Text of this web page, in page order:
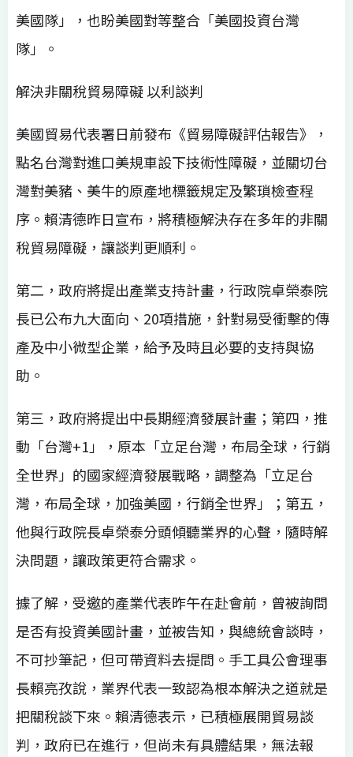
美國隊」，也盼美國對等整合「美國投資台灣
隊」。
解決非關稅貿易障礙 以利談判
美國貿易代表署日前發布《貿易障礙評估報告》，
點名台灣對進口美規車設下技術性障礙，並關切台
灣對美豬、美牛的原產地標籤規定及繁瑣檢查程
序。賴清德昨日宣布，將積極解決存在多年的非關
稅貿易障礙，讓談判更順利。
第二，政府將提出產業支持計畫，行政院卓榮泰院
長已公布九大面向、20項措施，針對易受衝擊的傳
產及中小微型企業，給予及時且必要的支持與協
助。
第三，政府將提出中長期經濟發展計畫；第四，推
動「台灣+1」，原本「立足台灣，布局全球，行銷
全世界」的國家經濟發展戰略，調整為「立足台
灣，布局全球，加強美國，行銷全世界」；第五，
他與行政院長卓榮泰分頭傾聽業界的心聲，隨時解
決問題，讓政策更符合需求。
據了解，受邀的產業代表昨午在赴會前，曾被詢問
是否有投資美國計畫，並被告知，與總統會談時，
不可抄筆記，但可帶資料去提問。手工具公會理事
長賴亮孜說，業界代表一致認為根本解決之道就是
把關稅談下來。賴清德表示，已積極展開貿易談
判，政府已在進行，但尚未有具體結果，無法報